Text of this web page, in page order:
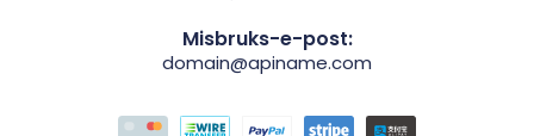
Misbruks-e-post:
domain@apiname.com